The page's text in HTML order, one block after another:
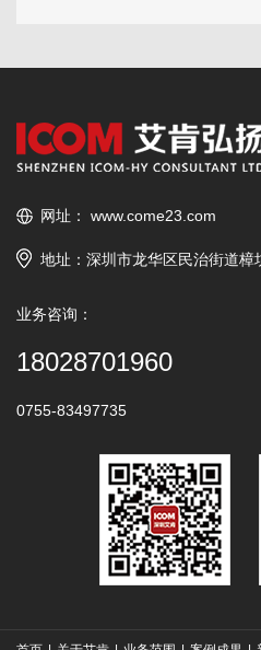
网址： www.come23.com
地址：深圳市龙华区民治街道樟
业务咨询：
18028701960
0755-83497735